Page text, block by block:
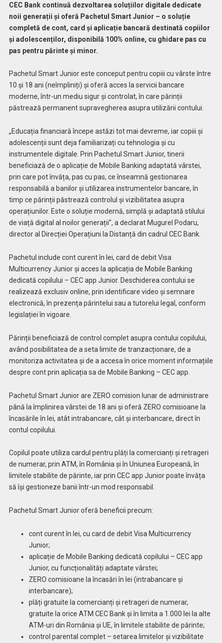
CEC Bank continuă dezvoltarea soluțiilor digitale dedicate
noii generații și oferă Pachetul Smart Junior – o soluție
completă de cont, card și aplicație bancară destinată copiilor
și adolescenților, disponibilă 100% online, cu ghidare pas cu
pas pentru părinte și minor.
Pachetul Smart Junior este conceput pentru copiii cu vârste între
10 și 18 ani (neîmpliniți) și oferă acces la servicii bancare
moderne, într-un mediu sigur și controlat, în care părinții
păstrează permanent supravegherea asupra utilizării contului.
„Educația financiară începe astăzi tot mai devreme, iar copiii și
adolescenții sunt deja familiarizați cu tehnologia și cu
instrumentele digitale. Prin Pachetul Smart Junior, tinerii
beneficiază de o aplicație de Mobile Banking adaptată vârstei,
prin care pot învăța, pas cu pas, ce înseamnă gestionarea
responsabilă a banilor și utilizarea instrumentelor bancare, în
timp ce părinții păstrează controlul și vizibilitatea asupra
operațiunilor. Este o soluție modernă, simplă și adaptată stilului
de viață digital al noilor generații”, a declarat Mugurel Podaru,
director al Direcției Operațiuni la Distanță din cadrul CEC Bank.
Pachetul include cont curent în lei, card de debit Visa
Multicurrency Junior și acces la aplicația de Mobile Banking
dedicată copilului – CEC app Junior. Deschiderea contului se
realizează exclusiv online, prin identificare video și semnare
electronică, în prezența părintelui sau a tutorelui legal, conform
legislației în vigoare.
Părinții beneficiază de control complet asupra contului copilului,
având posibilitatea de a seta limite de tranzacționare, de a
monitoriza activitatea și de a accesa în orice moment informațiile
despre cont prin aplicația sa de Mobile Banking – CEC app.
Pachetul Smart Junior are ZERO comision lunar de administrare
până la împlinirea vârstei de 18 ani și oferă ZERO comisioane la
încasările în lei, atât intrabancare, cât și interbancare, direct în
contul copilului.
Copilul poate utiliza cardul pentru plăți la comercianți și retrageri
de numerar, prin ATM, în România și în Uniunea Europeană, în
limitele stabilite de părinte, iar prin CEC app Junior poate învăța
să își gestioneze banii într-un mod responsabil.
Pachetul Smart Junior oferă beneficii precum:
cont curent în lei, cu card de debit Visa Multicurrency
Junior;
aplicație de Mobile Banking dedicată copilului – CEC app
Junior, cu funcționalități adaptate vârstei;
ZERO comisioane la încasări în lei (intrabancare și
interbancare);
plăți gratuite la comercianți și retrageri de numerar,
gratuite la orice ATM CEC Bank și în limita a 1.000 lei la alte
ATM-uri din România și UE, în limitele stabilite de părinte;
control parental complet – setarea limitelor și vizibilitate